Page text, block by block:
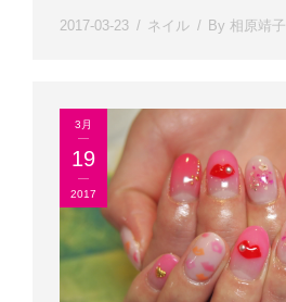
2017-03-23 ネイル By 相原靖子
3月
19
2017